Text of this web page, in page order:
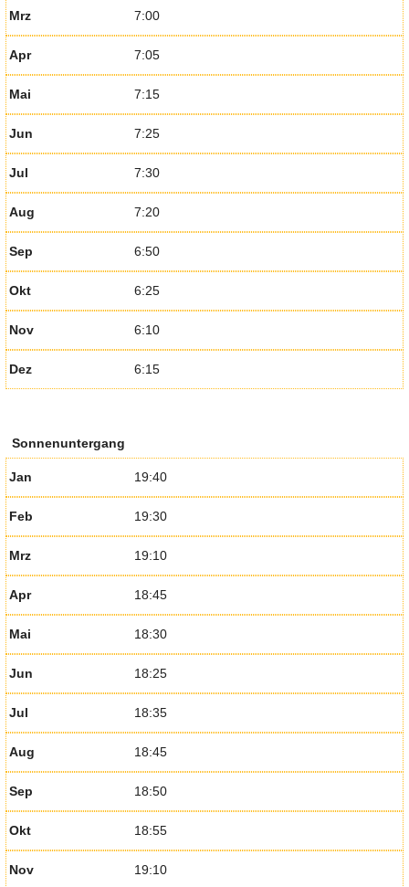
Mrz 7:00
Apr 7:05
Mai 7:15
Jun 7:25
Jul 7:30
Aug 7:20
Sep 6:50
Okt 6:25
Nov 6:10
Dez 6:15
Sonnenuntergang
Jan 19:40
Feb 19:30
Mrz 19:10
Apr 18:45
Mai 18:30
Jun 18:25
Jul 18:35
Aug 18:45
Sep 18:50
Okt 18:55
Nov 19:10